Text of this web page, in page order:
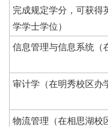
完成规定学分，可获得
学学士学位）
信息管理与信息系统（
审计学（在明秀校区办
物流管理（在相思湖校